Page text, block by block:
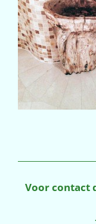
Voor contact